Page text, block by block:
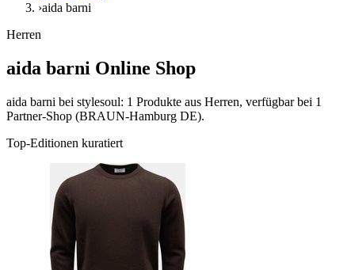
›aida barni
Herren
aida barni Online Shop
aida barni bei stylesoul: 1 Produkte aus Herren, verfügbar bei 1
Partner-Shop (BRAUN-Hamburg DE).
Top-Editionen kuratiert